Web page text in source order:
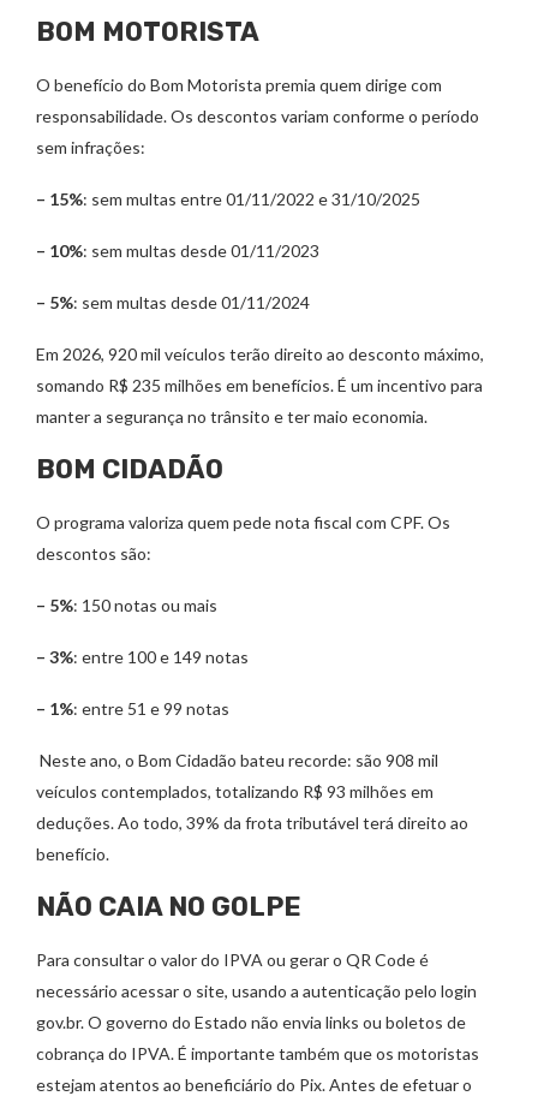
BOM MOTORISTA
O benefício do Bom Motorista premia quem dirige com
responsabilidade. Os descontos variam conforme o período
sem infrações:
– 15%: sem multas entre 01/11/2022 e 31/10/2025
– 10%: sem multas desde 01/11/2023
– 5%: sem multas desde 01/11/2024
Em 2026, 920 mil veículos terão direito ao desconto máximo,
somando R$ 235 milhões em benefícios. É um incentivo para
manter a segurança no trânsito e ter maio economia.
BOM CIDADÃO
O programa valoriza quem pede nota fiscal com CPF. Os
descontos são:
– 5%: 150 notas ou mais
– 3%: entre 100 e 149 notas
– 1%: entre 51 e 99 notas
Neste ano, o Bom Cidadão bateu recorde: são 908 mil
veículos contemplados, totalizando R$ 93 milhões em
deduções. Ao todo, 39% da frota tributável terá direito ao
benefício.
NÃO CAIA NO GOLPE
Para consultar o valor do IPVA ou gerar o QR Code é
necessário acessar o site, usando a autenticação pelo login
gov.br. O governo do Estado não envia links ou boletos de
cobrança do IPVA. É importante também que os motoristas
estejam atentos ao beneficiário do Pix. Antes de efetuar o